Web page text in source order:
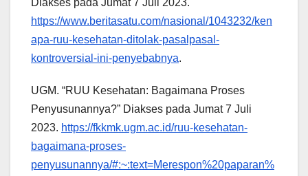
https://www.beritasatu.com/nasional/1043232/ken
apa-ruu-kesehatan-ditolak-pasalpasal-
kontroversial-ini-penyebabnya.
UGM. “RUU Kesehatan: Bagaimana Proses
Penyusunannya?” Diakses pada Jumat 7 Juli
2023. https://fkkmk.ugm.ac.id/ruu-kesehatan-
bagaimana-proses-
penyusunannya/#:~:text=Merespon%20paparan%